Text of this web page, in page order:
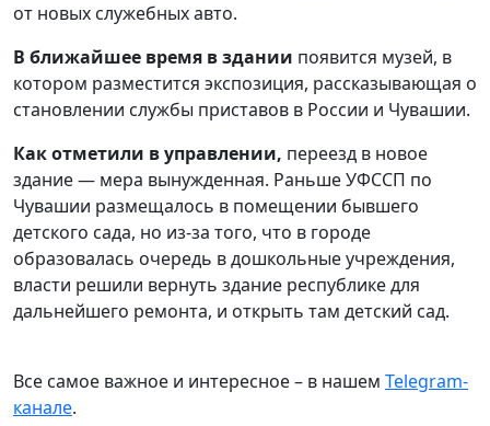
от новых служебных авто.
В ближайшее время в здании появится музей, в
котором разместится экспозиция, рассказывающая о
становлении службы приставов в России и Чувашии.
Как отметили в управлении, переезд в новое
здание — мера вынужденная. Раньше УФССП по
Чувашии размещалось в помещении бывшего
детского сада, но из-за того, что в городе
образовалась очередь в дошкольные учреждения,
власти решили вернуть здание республике для
дальнейшего ремонта, и открыть там детский сад.
Все самое важное и интересное – в нашем Telegram-
канале.